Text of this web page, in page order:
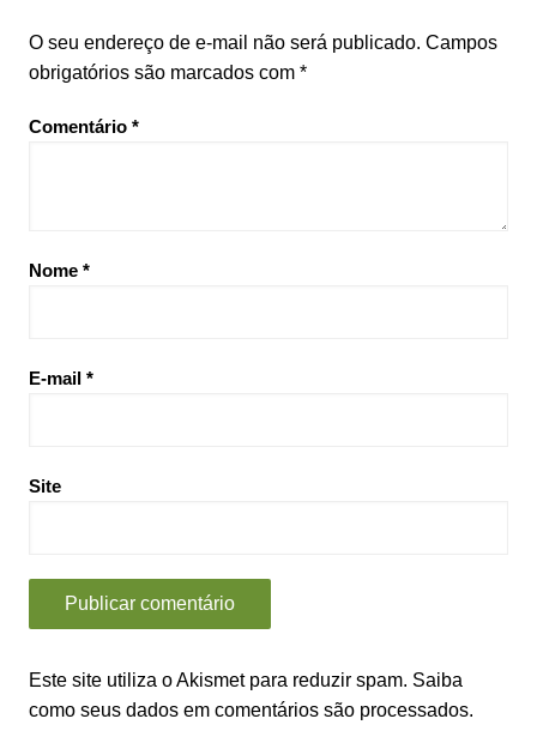
O seu endereço de e-mail não será publicado. Campos
obrigatórios são marcados com *
Comentário *
Nome *
E-mail *
Site
Este site utiliza o Akismet para reduzir spam. Saiba
como seus dados em comentários são processados.